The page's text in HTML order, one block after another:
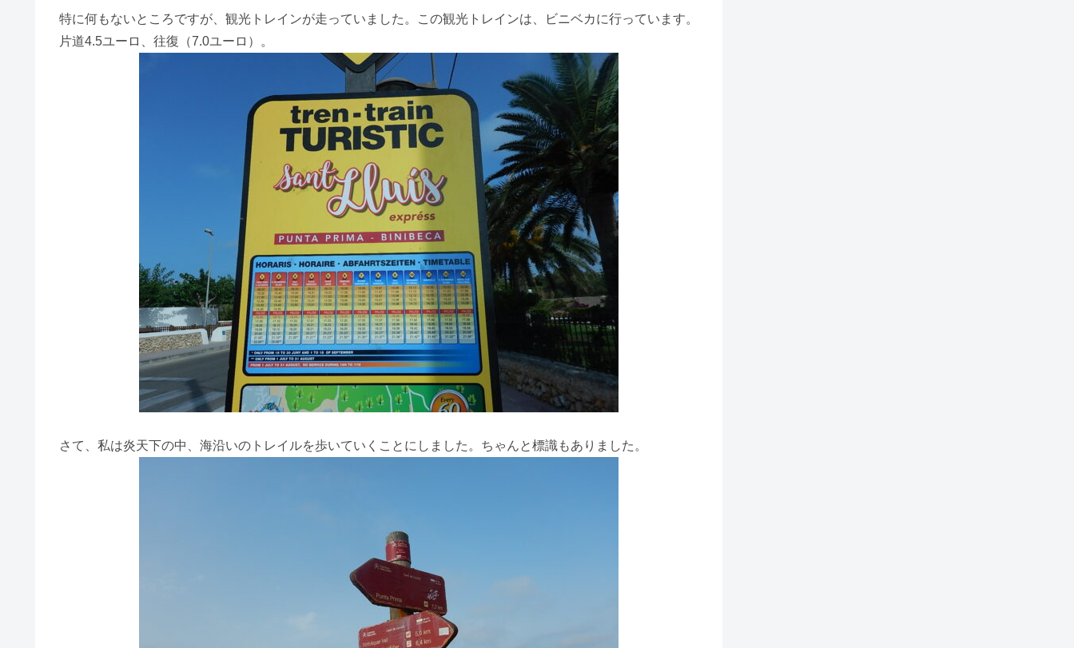
特に何もないところですが、観光トレインが走っていました。この観光トレインは、ビニベカに行っています。
片道4.5ユーロ、往復（7.0ユーロ）。
さて、私は炎天下の中、海沿いのトレイルを歩いていくことにしました。ちゃんと標識もありました。